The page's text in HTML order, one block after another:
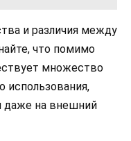
и различия между
что помимо
множество
использования,
даже на внешний